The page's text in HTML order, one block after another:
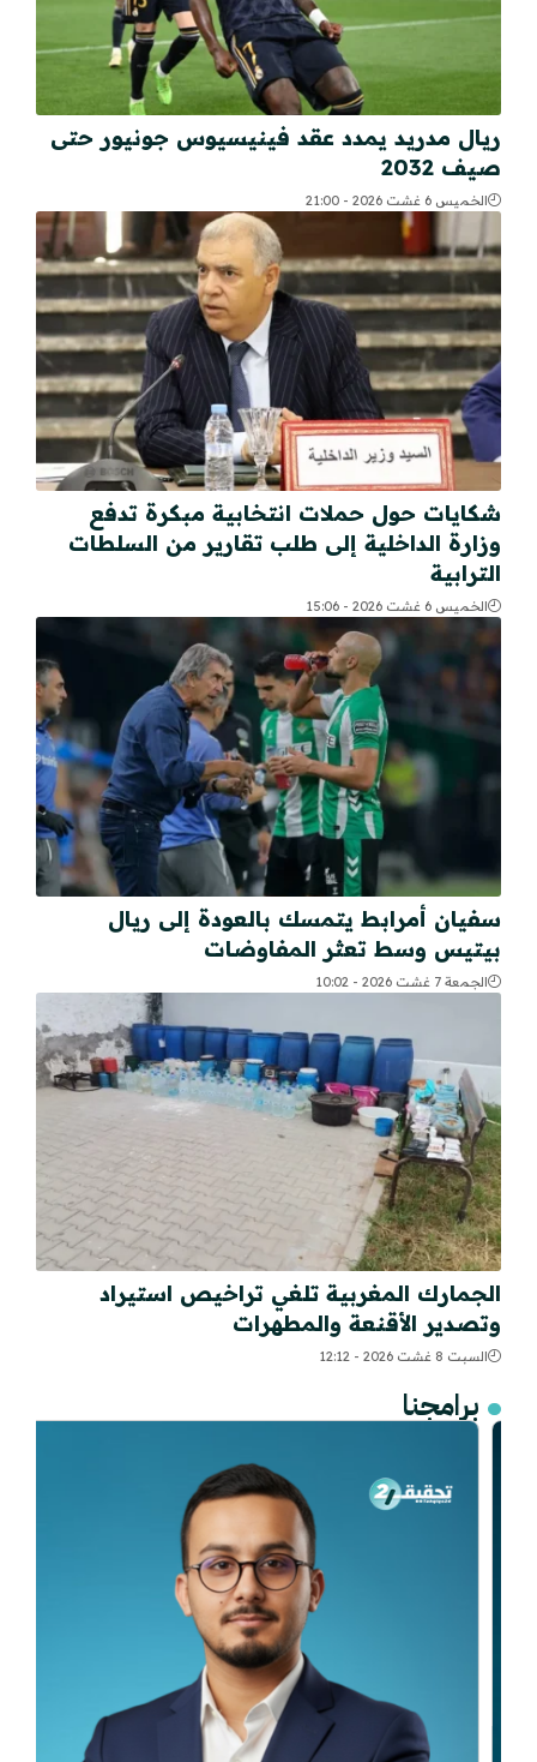
ريال مدريد يمدد عقد فينيسيوس جونيور حتى
صيف 2032
الخميس 6 غشت 2026 - 21:00
شكايات حول حملات انتخابية مبكرة تدفع
وزارة الداخلية إلى طلب تقارير من السلطات
الترابية
الخميس 6 غشت 2026 - 15:06
سفيان أمرابط يتمسك بالعودة إلى ريال
بيتيس وسط تعثر المفاوضات
الجمعة 7 غشت 2026 - 10:02
الجمارك المغربية تلغي تراخيص استيراد
وتصدير الأقنعة والمطهرات
السبت 8 غشت 2026 - 12:12
برامجنا